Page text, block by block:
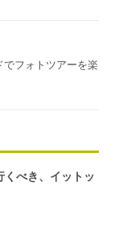
フォトツアーを楽
べき、イットッ